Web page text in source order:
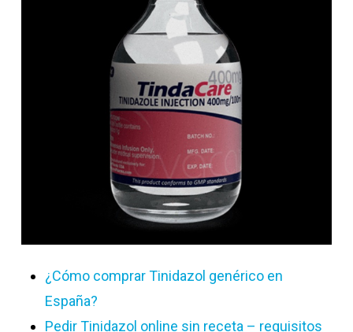
¿Cómo comprar Tinidazol genérico en
España?
Pedir Tinidazol online sin receta – requisitos